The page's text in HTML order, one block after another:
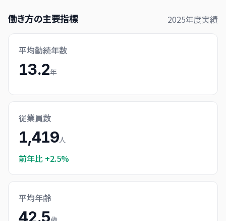
働き方の主要指標 2025年度実績
平均勤続年数
13.2年
従業員数
1,419人
前年比 +2.5%
平均年齢
42.5